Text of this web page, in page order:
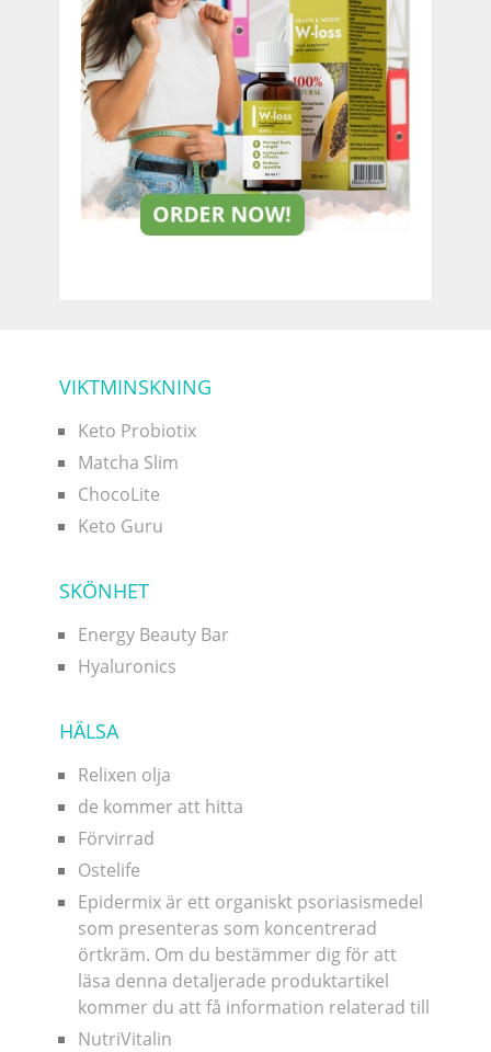
VIKTMINSKNING
Keto Probiotix
Matcha Slim
ChocoLite
Keto Guru
SKÖNHET
Energy Beauty Bar
Hyaluronics
HÄLSA
Relixen olja
de kommer att hitta
Förvirrad
Ostelife
Epidermix är ett organiskt psoriasismedel
som presenteras som koncentrerad
örtkräm. Om du bestämmer dig för att
läsa denna detaljerade produktartikel
kommer du att få information relaterad till
NutriVitalin